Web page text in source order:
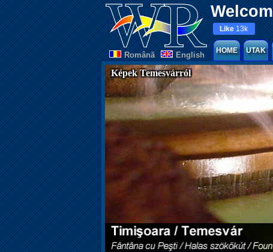
Românã English
Like 13k
HOME UTAK
Képek Temesvárról